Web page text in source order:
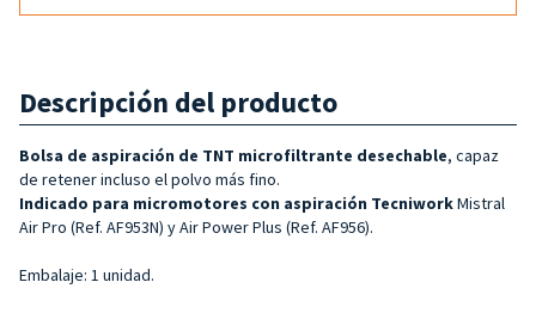
Descripción del producto
Bolsa de aspiración de TNT microfiltrante desechable, capaz
de retener incluso el polvo más fino.
Indicado para micromotores con aspiración TecniworkMistral
Air Pro (Ref. AF953N) y Air Power Plus (Ref. AF956).
Embalaje: 1 unidad.